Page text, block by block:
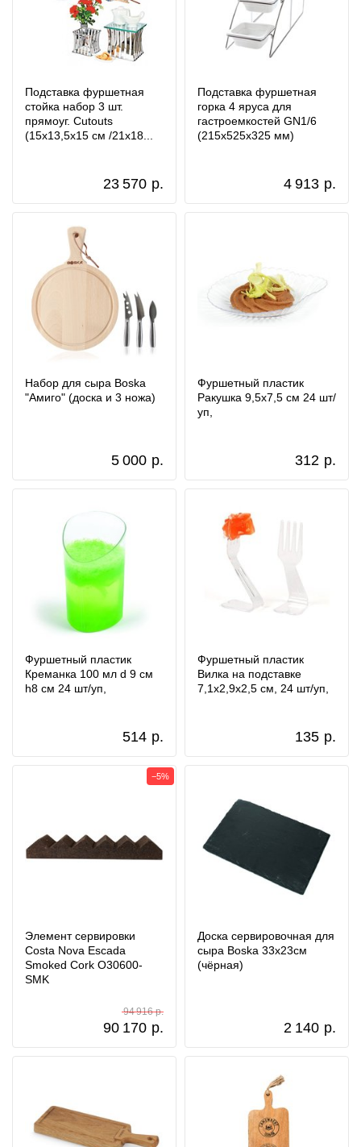
Подставка фуршетная
стойка набор 3 шт.
прямоуг. Cutouts
(15x13,5x15 см /21x18...
23 570 р.
Подставка фуршетная
горка 4 яруса для
гастроемкостей GN1/6
(215x525x325 мм)
4 913 р.
Набор для сыра Boska
"Амиго" (доска и 3 ножа)
5 000 р.
Фуршетный пластик
Ракушка 9,5x7,5 см 24 шт/
уп,
312 р.
Фуршетный пластик
Креманка 100 мл d 9 см
h8 см 24 шт/уп,
514 р.
Фуршетный пластик
Вилка на подставке
7,1x2,9x2,5 см, 24 шт/уп,
135 р.
Элемент сервировки
Costa Nova Escada
Smoked Cork O30600-
SMK
90 170 р.
94 916 р.
−5%
Доска сервировочная для
сыра Boska 33x23см
(чёрная)
2 140 р.